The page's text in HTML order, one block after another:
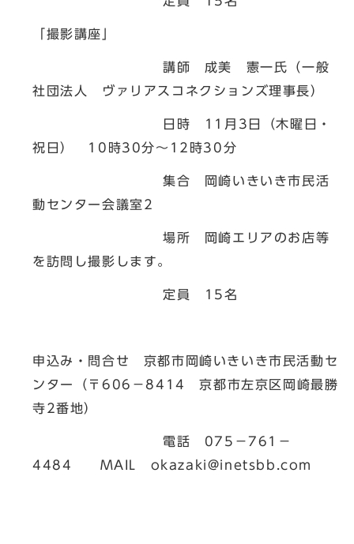
「撮影講座」
講師 成美 憲一氏（一般
社団法人 ヴァリアスコネクションズ理事長）
日時 11月3日（木曜日・
祝日） 10時30分～12時30分
集合 岡崎いきいき市民活
動センター会議室2
場所 岡崎エリアのお店等
を訪問し撮影します。
定員 15名
申込み・問合せ 京都市岡崎いきいき市民活動セ
ンター（〒606－8414 京都市左京区岡崎最勝
寺2番地）
電話 075－761－
4484 MAIL okazaki@inetsbb.com